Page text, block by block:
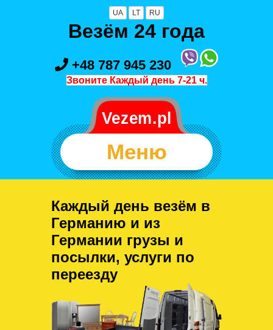
UA LT RU
Везём 24 года
+48 787 945 230
Звоните Каждый день 7-21 ч.
Меню
Каждый день везём в
Германию и из
Германии грузы и
посылки, услуги по
переезду